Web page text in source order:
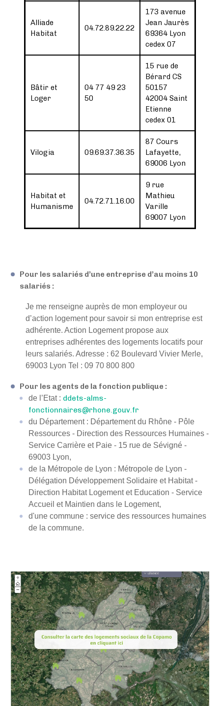
Alliade
Habitat
04.72.89.22.22
173 avenue
Jean Jaurès
69364 Lyon
cedex 07
Bâtir et
Loger
04 77 49 23
50
15 rue de
Bérard CS
50157
42004 Saint
Etienne
cedex 01
Vilogia 09.69.37.36.35
87 Cours
Lafayette,
69006 Lyon
Habitat et
Humanisme
04.72.71.16.00
9 rue
Mathieu
Varille
69007 Lyon
Pour les salariés d’une entreprise d’au moins 10
salariés :
Je me renseigne auprès de mon employeur ou
d’action logement pour savoir si mon entreprise est
adhérente. Action Logement propose aux
entreprises adhérentes des logements locatifs pour
leurs salariés. Adresse : 62 Boulevard Vivier Merle,
69003 Lyon Tel : 09 70 800 800
Pour les agents de la fonction publique :
de l’Etat : ddets-alms-
fonctionnaires@rhone.gouv.fr
du Département : Département du Rhône - Pôle
Ressources - Direction des Ressources Humaines -
Service Carrière et Paie - 15 rue de Sévigné -
69003 Lyon,
de la Métropole de Lyon : Métropole de Lyon -
Délégation Développement Solidaire et Habitat -
Direction Habitat Logement et Education - Service
Accueil et Maintien dans le Logement,
d'une commune : service des ressources humaines
de la commune.